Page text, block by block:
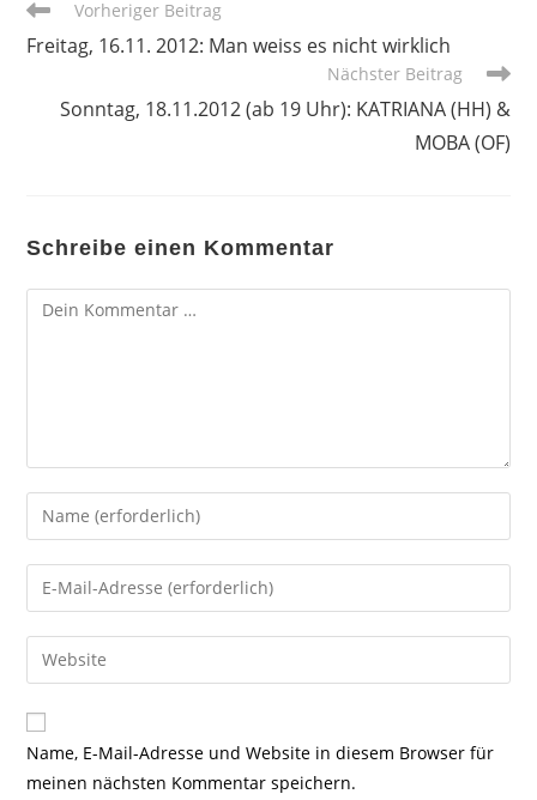
Weitere
ansehen
Vorheriger Beitrag
Freitag, 16.11. 2012: Man weiss es nicht wirklich
Nächster Beitrag
Sonntag, 18.11.2012 (ab 19 Uhr): KATRIANA (HH) &
MOBA (OF)
Schreibe einen Kommentar
Kommentar
Gib
deinen
Namen
oder
zum
Kommentieren
ein
Gib
deine
E-
Mail-
zum
Kommentieren
ein
Gib
deine
Website-
URL
Name, E-Mail-Adresse und Website in diesem Browser für
meinen nächsten Kommentar speichern.